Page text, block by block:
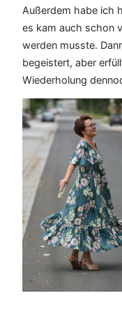
Außerdem habe ich
es kam auch schon
werden musste.
begeistert, aber
Wiederholung